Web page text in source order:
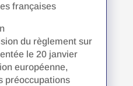
françaises
du règlement sur
le 20 janvier
européenne,
préoccupations